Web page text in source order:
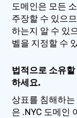
도메인은 모든
주장할 수 있으
하는지 알 수 있
벨을 지정할 수
법적으로 소유
하세요.
상표를 침해하
은 .NYC 도메인